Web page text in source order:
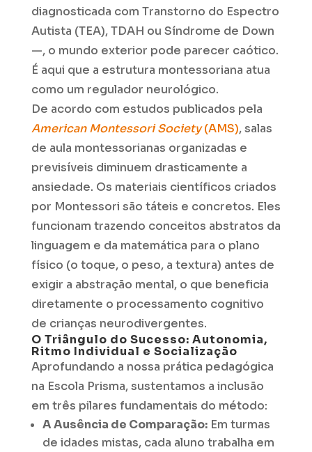
diagnosticada com Transtorno do Espectro
Autista (TEA), TDAH ou Síndrome de Down
—, o mundo exterior pode parecer caótico.
É aqui que a estrutura montessoriana atua
como um regulador neurológico.
De acordo com estudos publicados pela
American Montessori Society(AMS), salas
de aula montessorianas organizadas e
previsíveis diminuem drasticamente a
ansiedade. Os materiais científicos criados
por Montessori são táteis e concretos. Eles
funcionam trazendo conceitos abstratos da
linguagem e da matemática para o plano
físico (o toque, o peso, a textura) antes de
exigir a abstração mental, o que beneficia
diretamente o processamento cognitivo
de crianças neurodivergentes.
O Triângulo do Sucesso: Autonomia,
Ritmo Individual e Socialização
Aprofundando a nossa prática pedagógica
na Escola Prisma, sustentamos a inclusão
em três pilares fundamentais do método:
A Ausência de Comparação:Em turmas
de idades mistas, cada aluno trabalha em